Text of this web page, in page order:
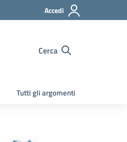
Accedi
Cerca
Tutti gli argomenti